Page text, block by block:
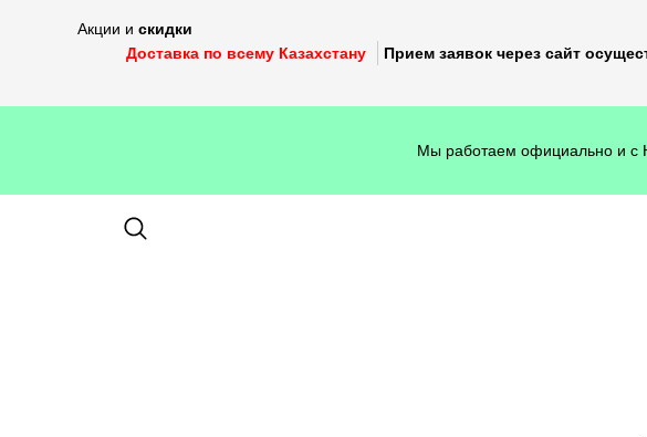
Акции и скидки
Доставка по всему Казахстану
Прием заявок через сайт
Мы работаем официально и с